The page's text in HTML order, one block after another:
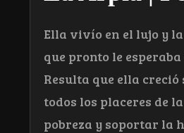
Ella vivío en el lujo y
que pronto le
Resulta que ella
todos los placeres de
pobreza y soportar la